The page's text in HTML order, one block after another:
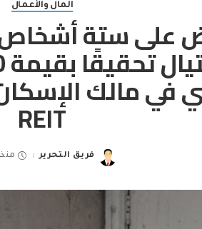
المال والأعمال
على ستة
REIT
Posted
فريق التحرير منذ 7 أشهر